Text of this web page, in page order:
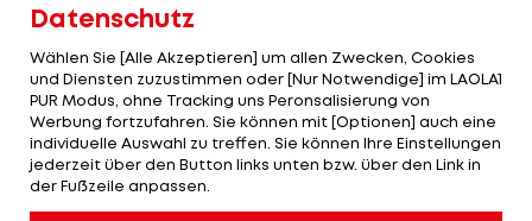
Der Vater der Spielerin - als Ordner im Einsatz -
sei eingeschritten. Es sei zu einer Stoßerei
gekommen. Kurzzeitig habe es sogar eine
Spielunterbrechung gegeben.
Austria-Präsident reagiert
Datenschutz
Wählen Sie [Alle Akzeptieren] um allen Zwecken, Cookies
und Diensten zuzustimmen oder [Nur Notwendige] im LAOLA1
PUR Modus, ohne Tracking uns Peronsalisierung von
Werbung fortzufahren. Sie können mit [Optionen] auch eine
individuelle Auswahl zu treffen. Sie können Ihre Einstellungen
jederzeit über den Button links unten bzw. über den Link in
der Fußzeile anpassen.